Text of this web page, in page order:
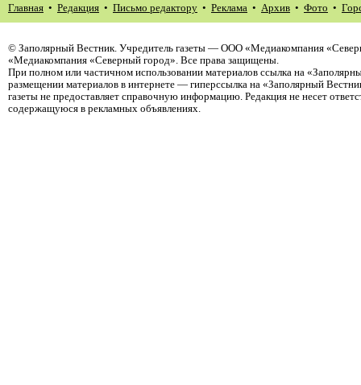
Главная • Редакция • Письмо редактору • Реклама • Архив • Фото •
© Заполярный Вестник. Учредитель газеты — ООО «Медиакомпания
«Медиакомпания «Северный город». Все права защищены.
При полном или частичном использовании материалов ссылка на
размещении материалов в интернете — гиперссылка на «Заполярный
газеты не предоставляет справочную информацию. Редакция не несет
содержащуюся в рекламных объявлениях.